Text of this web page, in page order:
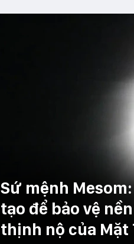
Sứ mệnh
tạo để bảo vệ
thịnh nộ của Mặt